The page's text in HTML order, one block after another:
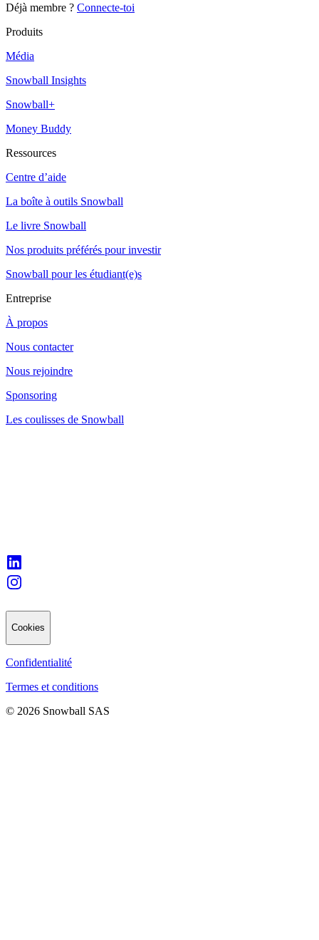
Déjà membre ? Connecte-toi
Produits
Média
Snowball Insights
Snowball+
Money Buddy
Ressources
Centre d’aide
La boîte à outils Snowball
Le livre Snowball
Nos produits préférés pour investir
Snowball pour les étudiant(e)s
Entreprise
À propos
Nous contacter
Nous rejoindre
Sponsoring
Les coulisses de Snowball
Cookies
Confidentialité
Termes et conditions
© 2026 Snowball SAS